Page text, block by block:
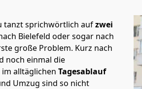
tanzt sprichwörtlich aufzwei
Bielefeld oder sogar nach
große Problem. Kurz nach
noch einmal die
alltäglichen Tagesablauf
Umzug sind so nicht